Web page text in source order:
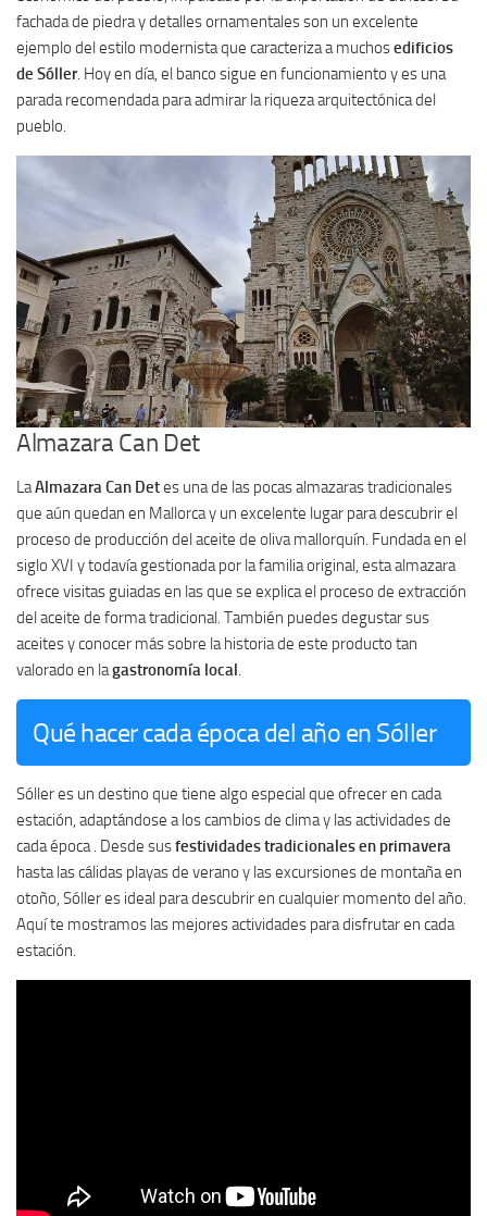
fachada de piedra y detalles ornamentales son un excelente
ejemplo del estilo modernista que caracteriza a muchosedificios
de Sóller. Hoy en día, el banco sigue en funcionamiento y es una
parada recomendada para admirar la riqueza arquitectónica del
pueblo.
Almazara Can Det
LaAlmazara Can Detes una de las pocas almazaras tradicionales
que aún quedan en Mallorca y un excelente lugar para descubrir el
proceso de producción del aceite de oliva mallorquín. Fundada en el
siglo XVI y todavía gestionada por la familia original, esta almazara
ofrece visitas guiadas en las que se explica el proceso de extracción
del aceite de forma tradicional. También puedes degustar sus
aceites y conocer más sobre la historia de este producto tan
valorado en lagastronomía local
Qué hacer cada época del año en Sóller
Sóller es un destino que tiene algo especial que ofrecer en cada
estación, adaptándose a los cambios de clima y las actividades de
cada época . Desde susfestividades tradicionales en primavera
hasta las cálidas playas de verano y las excursiones de montaña en
otoño, Sóller es ideal para descubrir en cualquier momento del año.
Aquí te mostramos las mejores actividades para disfrutar en cada
estación.